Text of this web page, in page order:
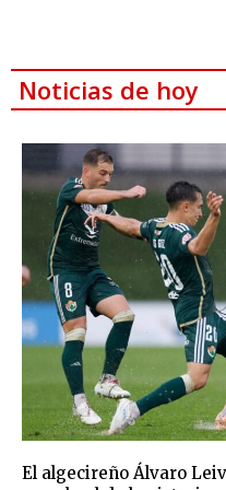
Noticias de hoy
El algecireño Álvaro